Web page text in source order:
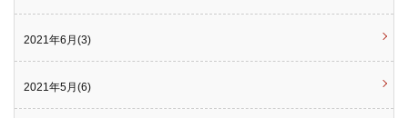
2021年6月(3)
2021年5月(6)